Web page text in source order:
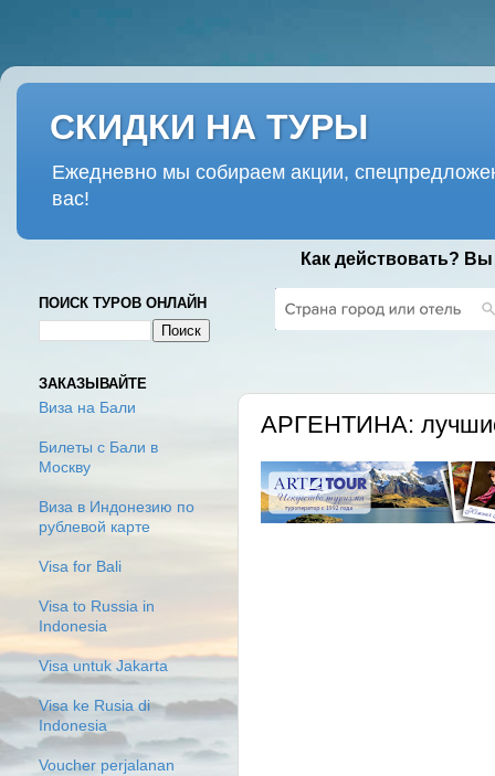
СКИДКИ НА ТУРЫ
Ежедневно мы собираем акции,
вас!
Как действовать?
АРГЕНТИНА:
ПОИСК ТУРОВ ОНЛАЙН
ЗАКАЗЫВАЙТЕ
Виза на Бали
Билеты с Бали в
Москву
Виза в Индонезию по
рублевой карте
Visa for Bali
Visa to Russia in
Indonesia
Visa untuk Jakarta
Visa ke Rusia di
Indonesia
Voucher perjalanan